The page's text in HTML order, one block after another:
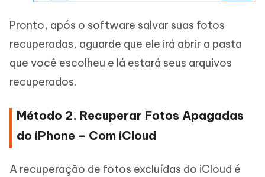
Pronto, após o software salvar suas fotos
recuperadas, aguarde que ele irá abrir a pasta
que você escolheu e lá estará seus arquivos
recuperados.
Método 2. Recuperar Fotos Apagadas
do iPhone – Com iCloud
A recuperação de fotos excluídas do iCloud é